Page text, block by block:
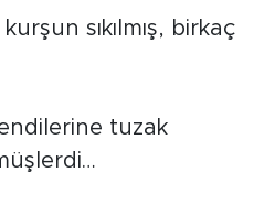
kurşun sıkılmış, birkaç
tuzak